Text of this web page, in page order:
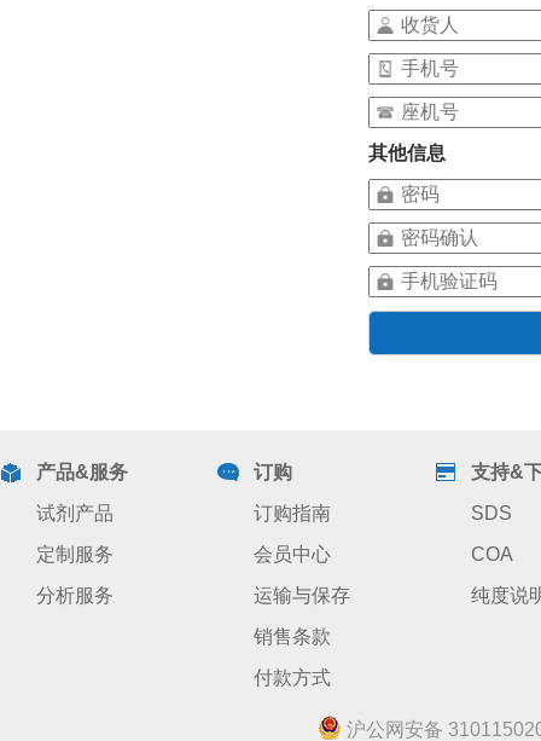
其他信息
产品&服务
试剂产品
定制服务
分析服务
订购
订购指南
会员中心
运输与保存
销售条款
付款方式
支持&
SDS
COA
纯度说
沪公网安备